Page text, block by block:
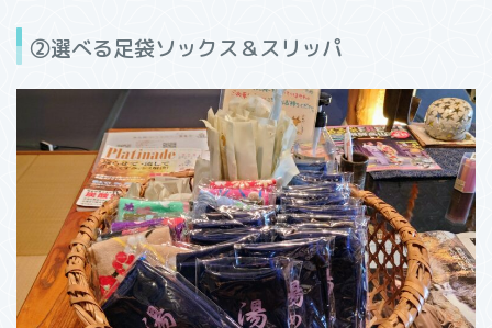
②選べる足袋ソックス＆スリッパ